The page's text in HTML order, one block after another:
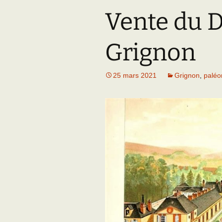
Adhésion
restreint)
Les Travaux de
Paléo
Vente du
Grignon
25 mars 2021 Grignon